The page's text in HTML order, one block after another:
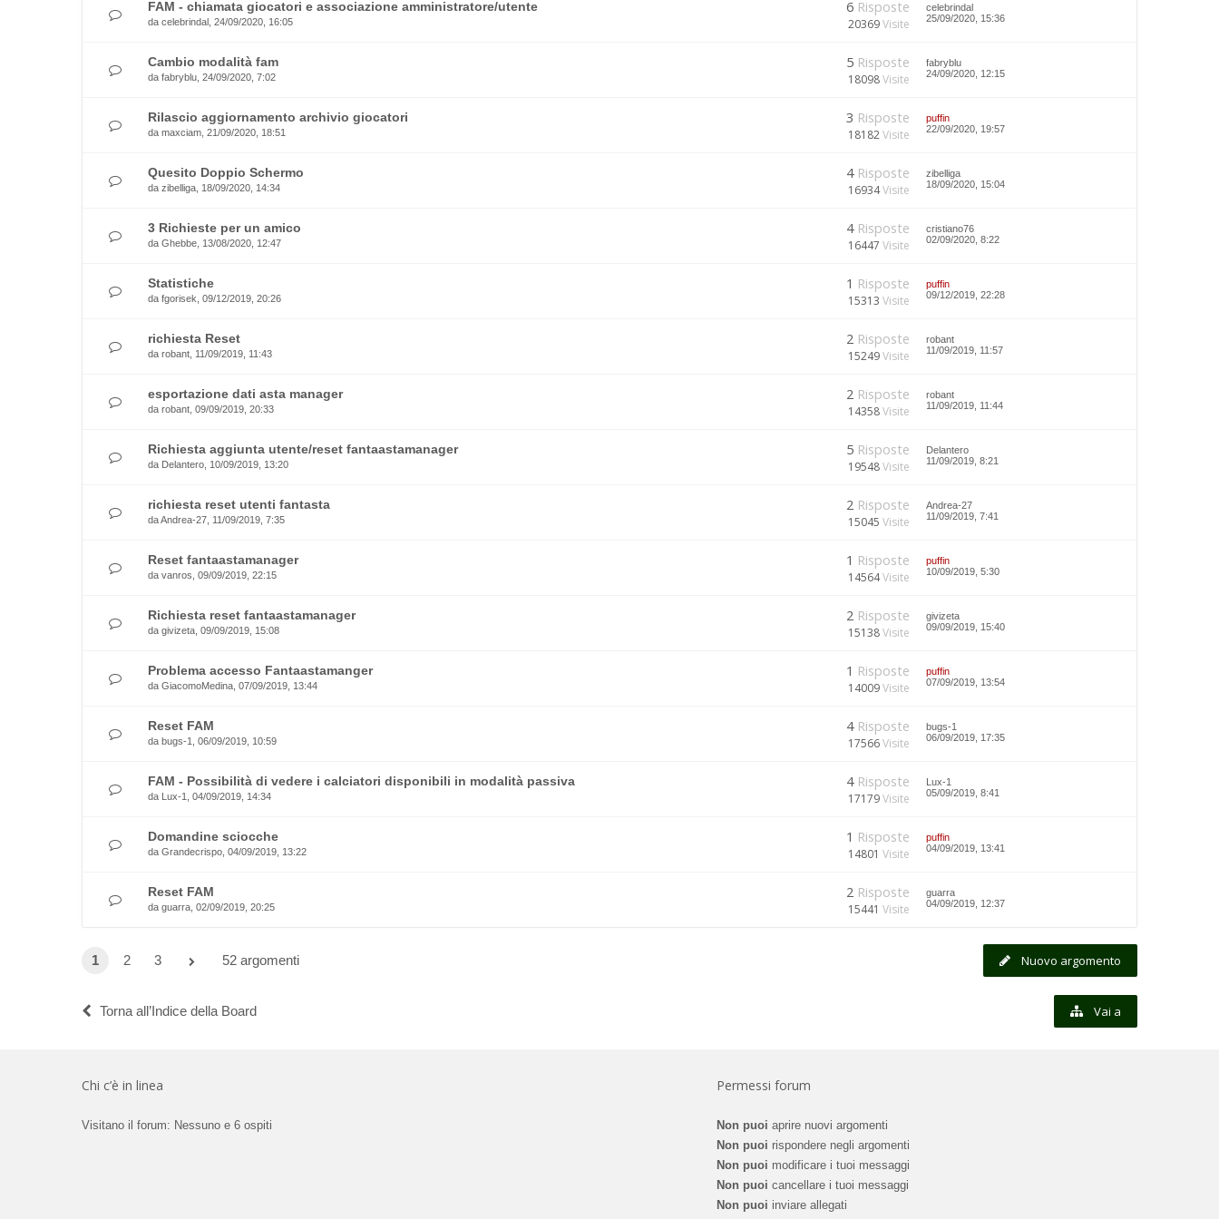
FAM - chiamata giocatori e associazione amministratore/utente
da celebrindal , 24/09/2020, 16:05
6 Risposte
20369Visite
celebrindal
25/09/2020, 15:36
Cambio modalità fam
da fabryblu , 24/09/2020, 7:02
5 Risposte
18098Visite
fabryblu
24/09/2020, 12:15
Rilascio aggiornamento archivio giocatori
da maxciam , 21/09/2020, 18:51
3 Risposte
18182Visite
puffin
22/09/2020, 19:57
Quesito Doppio Schermo
da zibelliga , 18/09/2020, 14:34
4 Risposte
16934Visite
zibelliga
18/09/2020, 15:04
3 Richieste per un amico
da Ghebbe , 13/08/2020, 12:47
4 Risposte
16447 Visite
cristiano76
02/09/2020, 8:22
Statistiche
da fgorisek , 09/12/2019, 20:26
1 Risposte
15313 Visite
puffin
09/12/2019, 22:28
richiesta Reset
da robant , 11/09/2019, 11:43
2 Risposte
15249Visite
robant
11/09/2019, 11:57
esportazione dati asta manager
da robant , 09/09/2019, 20:33
2 Risposte
14358Visite
robant
11/09/2019, 11:44
Richiesta aggiunta utente/reset fantaastamanager
da Delantero , 10/09/2019, 13:20
5 Risposte
19548Visite
Delantero
11/09/2019, 8:21
richiesta reset utenti fantasta
daAndrea-27 , 11/09/2019, 7:35
2 Risposte
15045 Visite
Andrea-27
11/09/2019, 7:41
Reset fantaastamanager
da vanros , 09/09/2019, 22:15
1 Risposte
14564Visite
puffin
10/09/2019, 5:30
Richiesta reset fantaastamanager
da givizeta , 09/09/2019, 15:08
2 Risposte
15138Visite
givizeta
09/09/2019, 15:40
Problema accesso Fantaastamanger
da GiacomoMedina , 07/09/2019, 13:44
1 Risposte
14009Visite
puffin
07/09/2019, 13:54
Reset FAM
da bugs-1 , 06/09/2019, 10:59
4 Risposte
17566Visite
bugs-1
06/09/2019, 17:35
FAM - Possibilità di vedere i calciatori disponibili in modalità passiva
da Lux-1 , 04/09/2019, 14:34
4 Risposte
17179Visite
Lux-1
05/09/2019, 8:41
Domandine sciocche
da Grandecrispo , 04/09/2019, 13:22
1 Risposte
14801 Visite
puffin
04/09/2019, 13:41
Reset FAM
da guarra , 02/09/2019, 20:25
2 Risposte
15441 Visite
guarra
04/09/2019, 12:37
Nuovo argomento
1 2 3 52 argomenti
Torna all’Indice della Board Vai a
Permessi forum
Non puoi aprire nuovi argomenti
Non puoi rispondere negli argomenti
Non puoi modificare i tuoi messaggi
Non puoi cancellare i tuoi messaggi
Non puoi inviare allegati
Chi c’è in linea
Visitano il forum: Nessuno e 6 ospiti